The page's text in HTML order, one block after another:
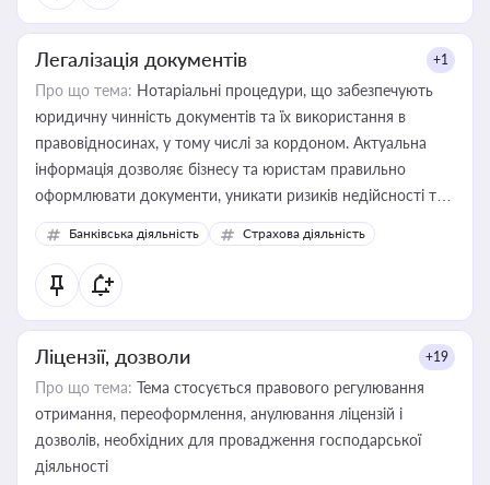
Легалізація документів +1
Про що тема: Нотаріальні процедури, що забезпечують
юридичну чинність документів та їх використання в
правовідносинах, у тому числі за кордоном. Актуальна
інформація дозволяє бізнесу та юристам правильно
оформлювати документи, уникати ризиків недійсності та
забезпечувати їх належне прийняття органами влади та
контрагентами
Банківська діяльність Страхова діяльність
Ліцензії, дозволи +19
Про що тема: Тема стосується правового регулювання
отримання, переоформлення, анулювання ліцензій і
дозволів, необхідних для провадження господарської
діяльності